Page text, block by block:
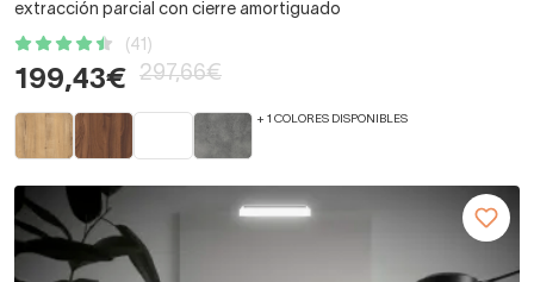
extracción parcial con cierre amortiguado
(41)
199,43€ 297,66€
+ 1 COLORES DISPONIBLES